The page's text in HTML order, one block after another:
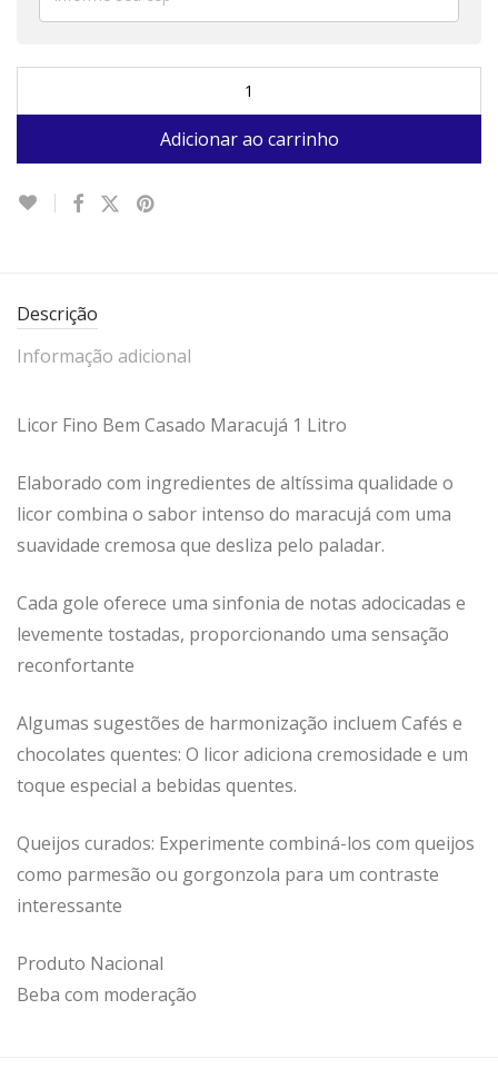
Adicionar ao carrinho
Descrição
Informação adicional
Licor Fino Bem Casado Maracujá 1 Litro
Elaborado com ingredientes de altíssima qualidade o
licor combina o sabor intenso do maracujá com uma
suavidade cremosa que desliza pelo paladar.
Cada gole oferece uma sinfonia de notas adocicadas e
levemente tostadas, proporcionando uma sensação
reconfortante
Algumas sugestões de harmonização incluem Cafés e
chocolates quentes: O licor adiciona cremosidade e um
toque especial a bebidas quentes.
Queijos curados: Experimente combiná-los com queijos
como parmesão ou gorgonzola para um contraste
interessante
Produto Nacional
Beba com moderação